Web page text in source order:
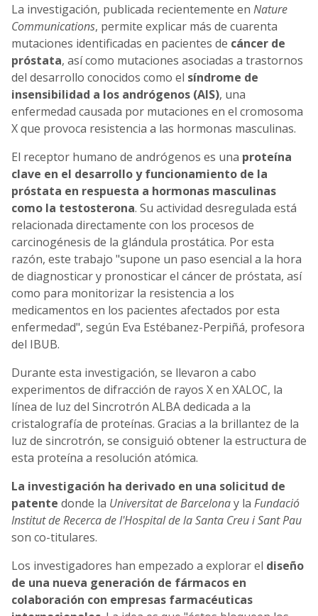
La investigación, publicada recientemente en Nature
Communications, permite explicar más de cuarenta
mutaciones identificadas en pacientes de cáncer de
próstata, así como mutaciones asociadas a trastornos
del desarrollo conocidos como el síndrome de
insensibilidad a los andrógenos (AIS), una
enfermedad causada por mutaciones en el cromosoma
X que provoca resistencia a las hormonas masculinas.
El receptor humano de andrógenos es una proteína
clave en el desarrollo y funcionamiento de la
próstata en respuesta a hormonas masculinas
como la testosterona. Su actividad desregulada está
relacionada directamente con los procesos de
carcinogénesis de la glándula prostática. Por esta
razón, este trabajo "supone un paso esencial a la hora
de diagnosticar y pronosticar el cáncer de próstata, así
como para monitorizar la resistencia a los
medicamentos en los pacientes afectados por esta
enfermedad", según Eva Estébanez-Perpiñá, profesora
del IBUB.
Durante esta investigación, se llevaron a cabo
experimentos de difracción de rayos X en XALOC, la
línea de luz del Sincrotrón ALBA dedicada a la
cristalografía de proteínas. Gracias a la brillantez de la
luz de sincrotrón, se consiguió obtener la estructura de
esta proteína a resolución atómica.
La investigación ha derivado en una solicitud de
patente donde la Universitat de Barcelonay la Fundació
Institut de Recerca de l'Hospital de la Santa Creu i Sant Pau
son co-titulares.
Los investigadores han empezado a explorar el diseño
de una nueva generación de fármacos en
colaboración con empresas farmacéuticas